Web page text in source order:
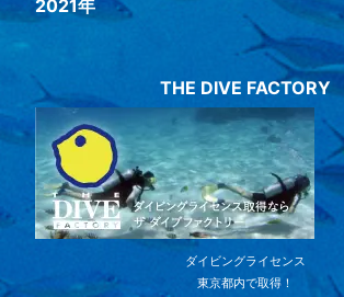
2021年
THE DIVE FACTORY
ダイビングライセンス
東京都内で取得！